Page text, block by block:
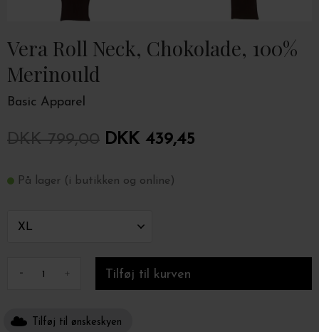
Vera Roll Neck, Chokolade, 100%
Merinould
Basic Apparel
DKK 799,00 DKK 439,45
På lager (i butikken og online)
- +
Tilføj til ønskeskyen